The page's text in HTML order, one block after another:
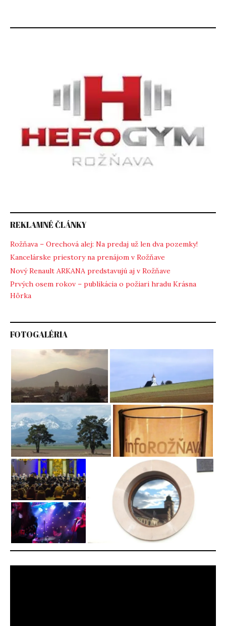
REKLAMNÉ ČLÁNKY
Rožňava – Orechová alej: Na predaj už len dva pozemky!
Kancelárske priestory na prenájom v Rožňave
Nový Renault ARKANA predstavujú aj v Rožňave
Prvých osem rokov – publikácia o požiari hradu Krásna
Hôrka
FOTOGALÉRIA